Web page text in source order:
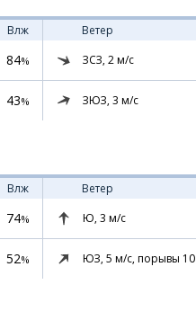
Влж
Ветер
84% ЗСЗ, 2м/с
43% ЗЮЗ, 3 м/с
Влж
Ветер
74% Ю, 3 м/с
52% ЮЗ, 5 м/с, порывы 10